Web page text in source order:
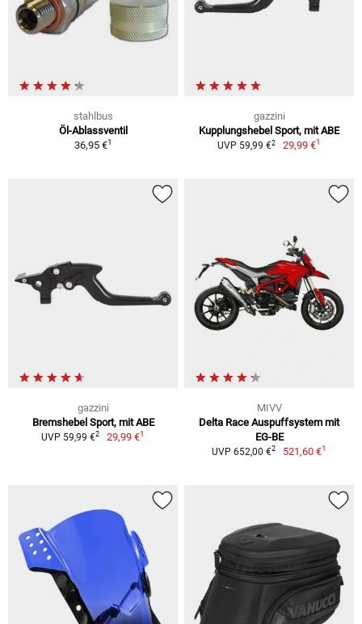
stahlbus
Öl-Ablassventil
36,95 €1
gazzini
Kupplungshebel Sport, mit ABE
UVP 59,99 €2 29,99 €1
gazzini
Bremshebel Sport, mit ABE
UVP 59,99 €2 29,99 €1
MIVV
Delta Race Auspuffsystem mit
EG-BE
UVP 652,00 €2 521,60 €1